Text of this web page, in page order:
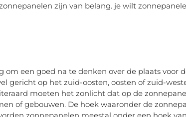
zijn van belang. je wilt
een goed na te denken over de plaats voor
gericht op het zuid-oosten, oosten of zuid-
moeten het zonlicht dat op de
of gebouwen. De hoek waaronder de